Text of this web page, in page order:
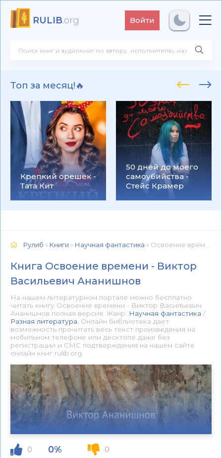
RULIB.org Войти
Топ за месяц!🔥
Крепкий орешек -
Тата Кит
50 дней до моего
самоубийства -
Стейс Крамер
Рулиб » Книги » Научная фантастика » Освоение времени - Виктор Васильевич Ананишнов 📕 - Книга онлайн бесплатно
Книга Освоение времени - Виктор
Васильевич Ананишнов
На нашем литературном портале можно бесплатно
читать книгу Освоение времени - Виктор Васильевич
Ананишнов полная версия. Жанр: Научная фантастика /
Разная литература . Онлайн библиотека дает
возможность прочитать весь текст произведения на
мобильном телефоне или десктопе даже без
регистрации и СМС подтверждения на нашем сайте
онлайн книг rulib.org.
0 0% 0